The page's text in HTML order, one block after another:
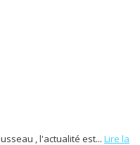
, l'actualité est... Lire la